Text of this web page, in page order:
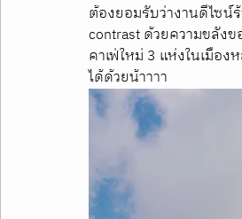
ต้องยอมรับว่างานดีไซน์
contrast ด้วยความขลัง
คาเฟ่ใหม่ 3 แห่งในเมือ
ได้ด้วยน้าาาา